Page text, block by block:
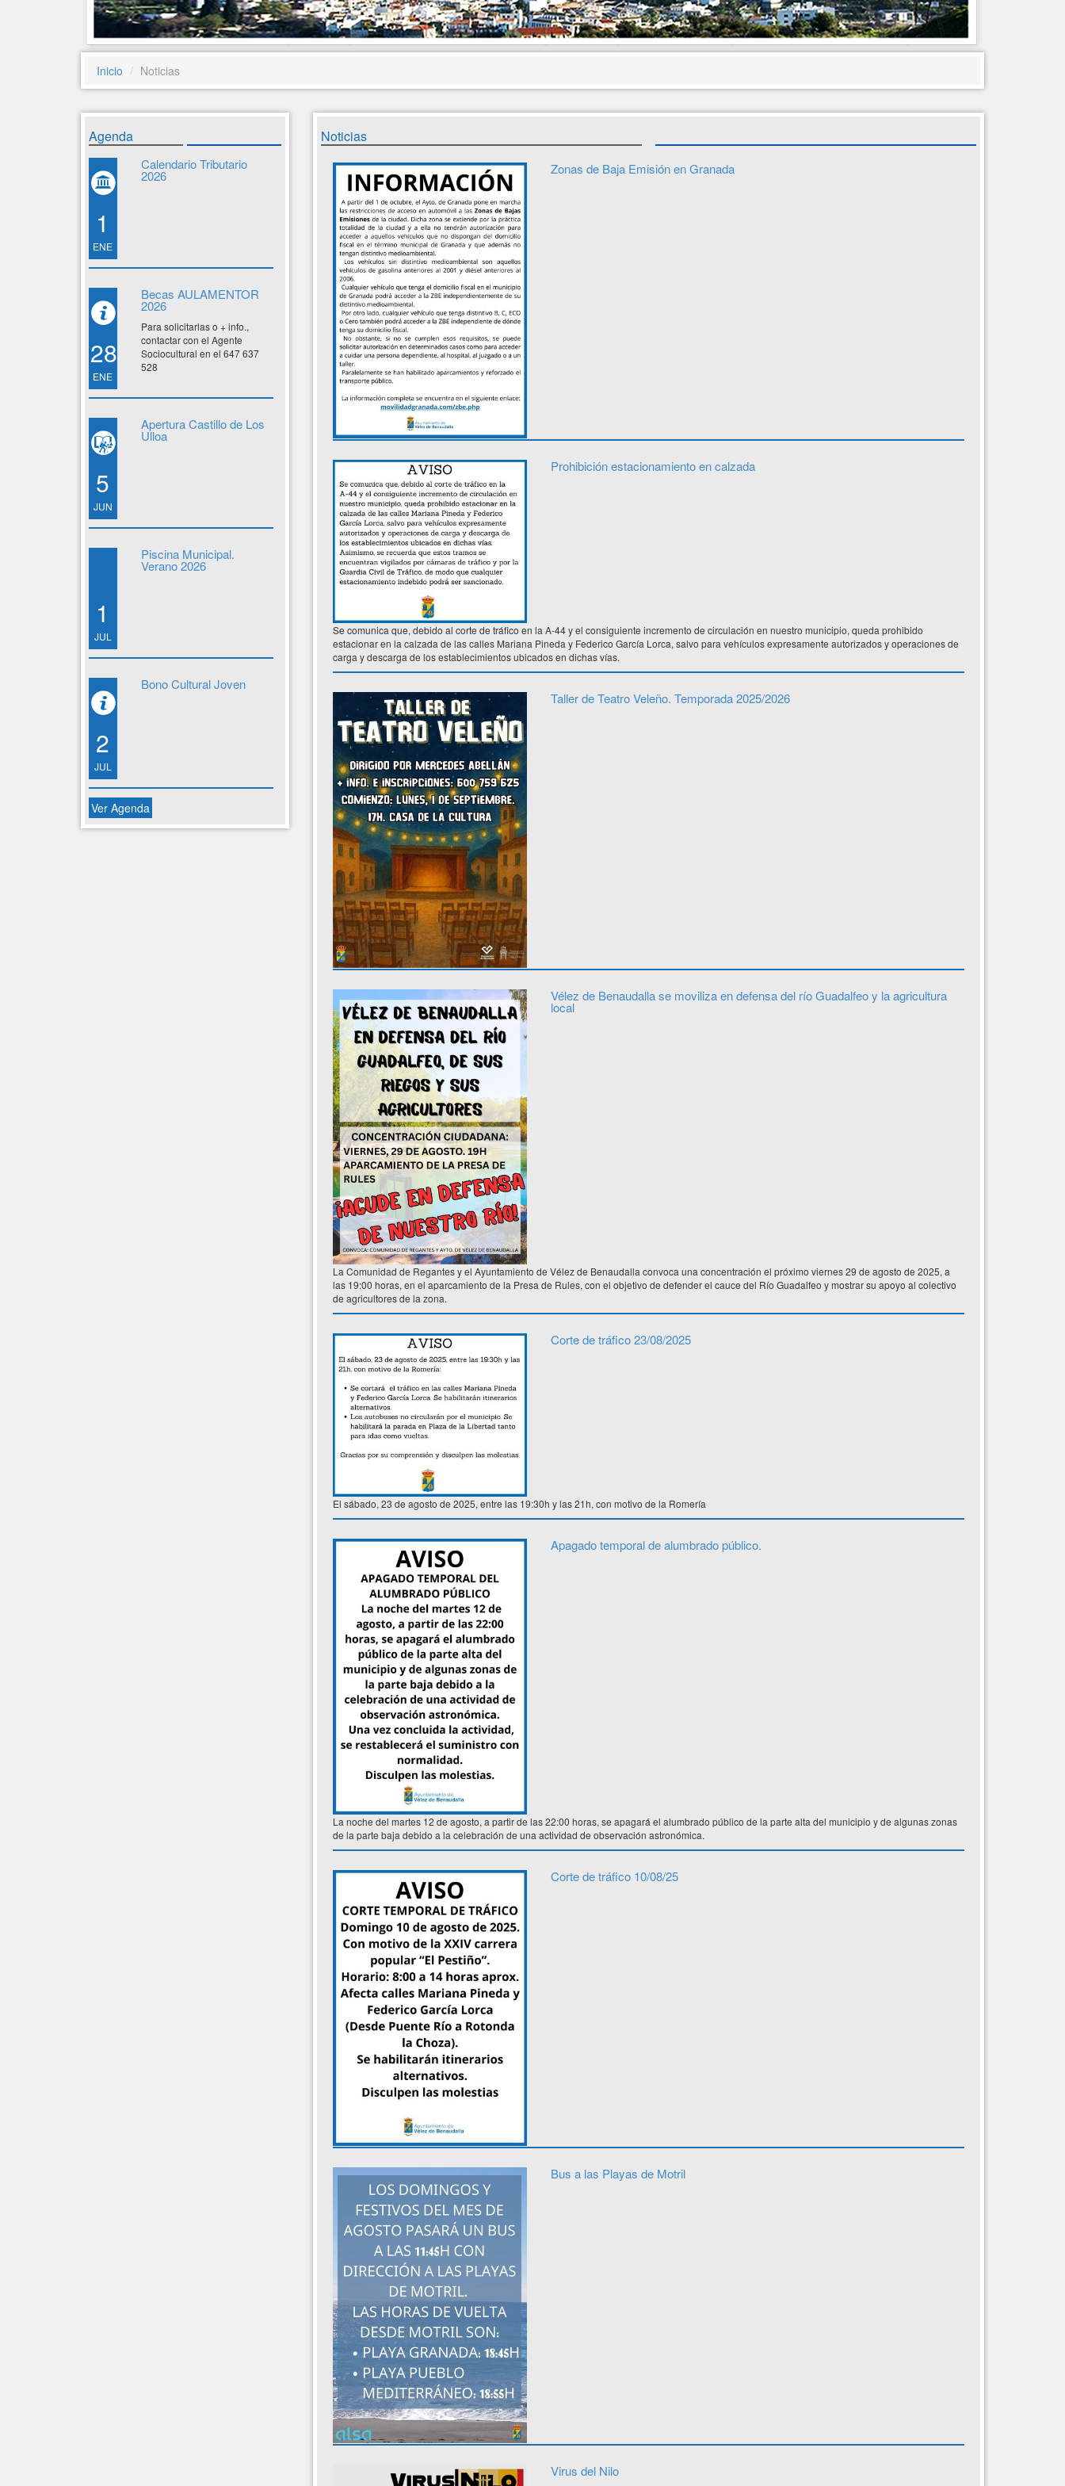
Inicio Noticias
Agenda
1
ENE
Calendario Tributario
2026
28
ENE
Becas AULAMENTOR
2026
Para solicitarlas o + info.,
contactar con el Agente
Sociocultural en el 647 637
528
5
JUN
Apertura Castillo de Los
Ulloa
1
JUL
Piscina Municipal.
Verano 2026
2
JUL
Bono Cultural Joven
Ver Agenda
Noticias
Zonas de Baja Emisión en Granada
Prohibición estacionamiento en calzada
Se comunica que, debido al corte de tráfico en la A-44 y el consiguiente incremento de circulación en nuestro municipio, queda prohibido
estacionar en la calzada de las calles Mariana Pineda y Federico García Lorca, salvo para vehículos expresamente autorizados y operaciones de
carga y descarga de los establecimientos ubicados en dichas vías.
Taller de Teatro Veleño. Temporada 2025/2026
Vélez de Benaudalla se moviliza en defensa del río Guadalfeo y la agricultura
local
La Comunidad de Regantes y el Ayuntamiento de Vélez de Benaudalla convoca una concentración el próximo viernes 29 de agosto de 2025, a
las 19:00 horas, en el aparcamiento de la Presa de Rules, con el objetivo de defender el cauce del Río Guadalfeo y mostrar su apoyo al colectivo
de agricultores de la zona.
Corte de tráfico 23/08/2025
El sábado, 23 de agosto de 2025, entre las 19:30h y las 21h, con motivo de la Romería
Apagado temporal de alumbrado público.
La noche del martes 12 de agosto, a partir de las 22:00 horas, se apagará el alumbrado público de la parte alta del municipio y de algunas zonas
de la parte baja debido a la celebración de una actividad de observación astronómica.
Corte de tráfico 10/08/25
Bus a las Playas de Motril
Virus del Nilo